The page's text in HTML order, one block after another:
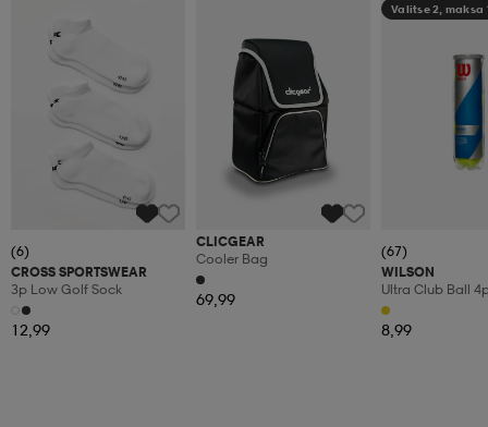
(6)
CROSS SPORTSWEAR
3p Low Golf Sock
12,99
CLICGEAR
Cooler Bag
69,99
Valitse 2, maksa
(67)
WILSON
Ultra Club Ball
8,99